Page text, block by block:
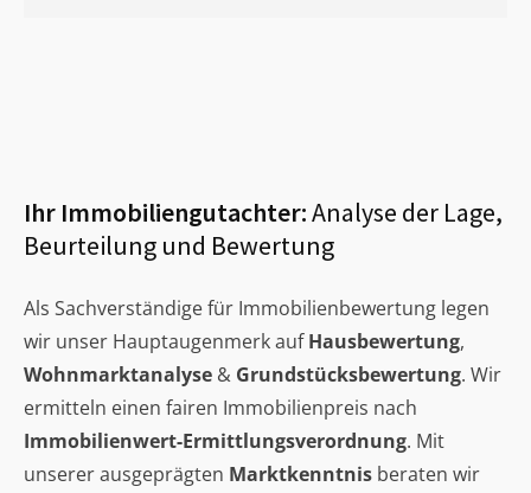
Ihr Immobiliengutachter:Analyse der Lage,
Beurteilung und Bewertung
Als Sachverständige für Immobilienbewertung legen
wir unser Hauptaugenmerk aufHausbewertung,
Wohnmarktanalyse & Grundstücksbewertung. Wir
ermitteln einen fairen Immobilienpreis nach
Immobilienwert-Ermittlungsverordnung. Mit
unserer ausgeprägten Marktkenntnis beraten wir